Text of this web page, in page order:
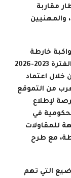
مقاربة
والمهنيين
خارطة
الطريق الإستراتيجية لقطاع السياحة برسم الفترة 2023-2026
خلال اعتماد
من التموقع
لإطلاع
في
للمقاولات
مع طرح
التي تهم